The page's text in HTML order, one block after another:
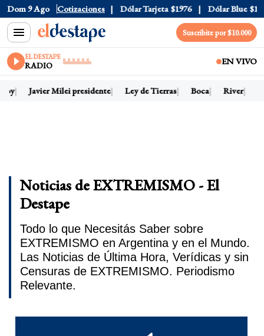
Dom 9 Ago Cotizaciones
Dólar Oficial $1520 Dólar Tarjeta $1976 Dólar Blue
Suscribite por $10.000
EL DESTAPE
RADIO EN VIVO
Javier Milei presidente Ley de Tierras Boca River
Noticias de EXTREMISMO - El
Destape
Todo lo que Necesitás Saber sobre
EXTREMISMO en Argentina y en el Mundo.
Las Noticias de Última Hora, Verídicas y sin
Censuras de EXTREMISMO. Periodismo
Relevante.